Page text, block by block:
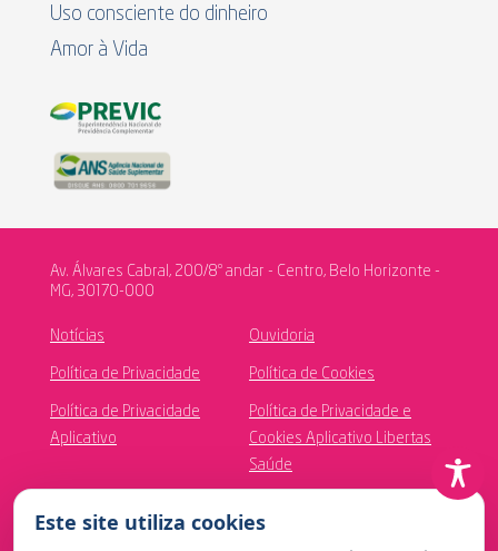
Uso consciente do dinheiro
Amor à Vida
Av. Álvares Cabral, 200/8º andar - Centro, Belo Horizonte -
MG, 30170-000
Notícias Ouvidoria
Política de Privacidade Política de Cookies
Política de Privacidade
Aplicativo
Política de Privacidade e
Cookies Aplicativo Libertas
Saúde
Este site utiliza cookies